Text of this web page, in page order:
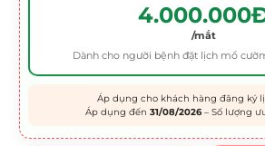
/mắt
Dành cho người bệnh đặt lịch mổ
Áp dụng cho khách hàng đăng ký
Áp dụng đến 31/08/2026– Số lượng